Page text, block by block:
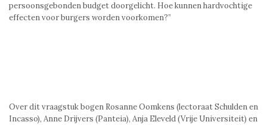
persoonsgebonden budget doorgelicht. Hoe kunnen hardvochtige
effecten voor burgers worden voorkomen?”
Over dit vraagstuk bogen Rosanne Oomkens (lectoraat Schulden en
Incasso), Anne Drijvers (Panteia), Anja Eleveld (Vrije Universiteit) en